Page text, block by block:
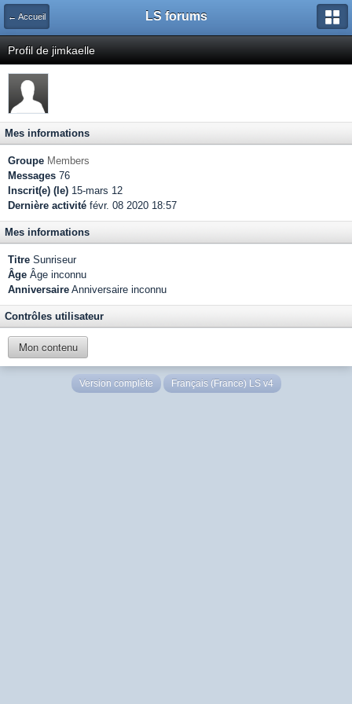
← Accueil LS forums
Profil de jimkaelle
Mes informations
Groupe Members
Messages 76
Inscrit(e) (le) 15-mars 12
Dernière activité févr. 08 2020 18:57
Mes informations
Titre Sunriseur
Âge Âge inconnu
Anniversaire Anniversaire inconnu
Contrôles utilisateur
Mon contenu
Version complète Français (France) LS v4